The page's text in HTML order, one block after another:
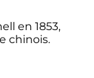
en 1853,
chinois.